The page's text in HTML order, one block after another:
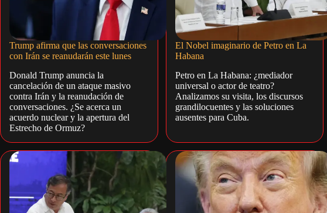
Trump afirma que las conversaciones
con Irán se reanudarán este lunes
Donald Trump anuncia la
cancelación de un ataque masivo
contra Irán y la reanudación de
conversaciones. ¿Se acerca un
acuerdo nuclear y la apertura del
Estrecho de Ormuz?
El Nobel imaginario de Petro en La
Habana
Petro en La Habana: ¿mediador
universal o actor de teatro?
Analizamos su visita, los discursos
grandilocuentes y las soluciones
ausentes para Cuba.